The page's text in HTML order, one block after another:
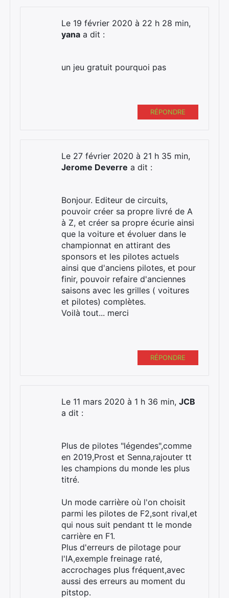
Le 19 février 2020 à 22 h 28 min,
yana a dit :
un jeu gratuit pourquoi pas
RÉPONDRE
Le 27 février 2020 à 21 h 35 min,
Jerome Deverre a dit :
Bonjour. Editeur de circuits,
pouvoir créer sa propre livré de A
à Z, et créer sa propre écurie ainsi
que la voiture et évoluer dans le
championnat en attirant des
sponsors et les pilotes actuels
ainsi que d'anciens pilotes, et pour
finir, pouvoir refaire d'anciennes
saisons avec les grilles ( voitures
et pilotes) complètes.
Voilà tout... merci
RÉPONDRE
Le 11 mars 2020 à 1 h 36 min, JCB
a dit :
Plus de pilotes "légendes",comme
en 2019,Prost et Senna,rajouter tt
les champions du monde les plus
titré.
Un mode carrière où l'on choisit
parmi les pilotes de F2,sont rival,et
qui nous suit pendant tt le monde
carrière en F1.
Plus d'erreurs de pilotage pour
l'IA,exemple freinage raté,
accrochages plus fréquent,avec
aussi des erreurs au moment du
pitstop.